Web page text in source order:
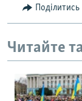
Поділитись
Читайте